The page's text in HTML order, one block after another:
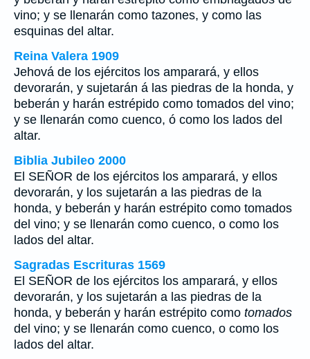
vino; y se llenarán como tazones, y como las
esquinas del altar.
Reina Valera 1909
Jehová de los ejércitos los amparará, y ellos
devorarán, y sujetarán á las piedras de la honda, y
beberán y harán estrépido como tomados del vino;
y se llenarán como cuenco, ó como los lados del
altar.
Biblia Jubileo 2000
El SEÑOR de los ejércitos los amparará, y ellos
devorarán, y los sujetarán a las piedras de la
honda, y beberán y harán estrépito como tomados
del vino; y se llenarán como cuenco, o como los
lados del altar.
Sagradas Escrituras 1569
El SEÑOR de los ejércitos los amparará, y ellos
devorarán, y los sujetarán a las piedras de la
honda, y beberán y harán estrépito como tomados
del vino; y se llenarán como cuenco, o como los
lados del altar.